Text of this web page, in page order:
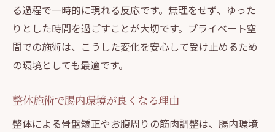
る過程で一時的に現れる反応です。無理をせず、ゆった
りとした時間を過ごすことが大切です。プライベート空
間での施術は、こうした変化を安心して受け止めるため
の環境としても最適です。
整体施術で腸内環境が良くなる理由
整体による骨盤矯正やお腹周りの筋肉調整は、腸内環境